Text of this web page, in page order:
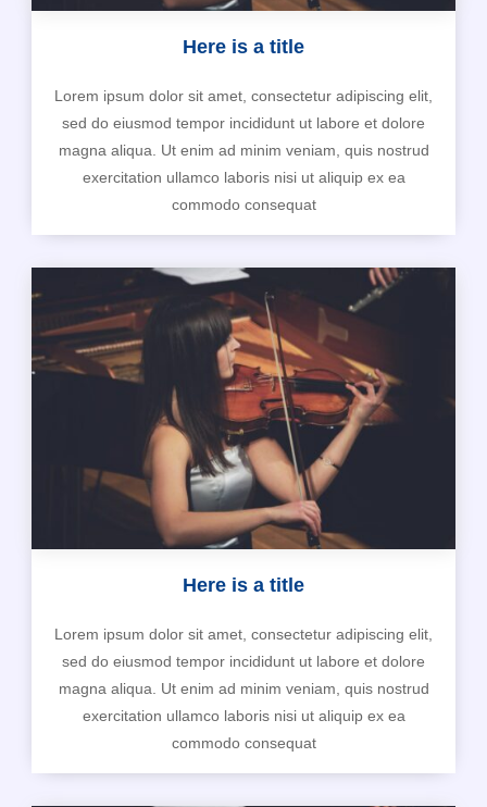
Here is a title
Lorem ipsum dolor sit amet, consectetur adipiscing elit,
sed do eiusmod tempor incididunt ut labore et dolore
magna aliqua. Ut enim ad minim veniam, quis nostrud
exercitation ullamco laboris nisi ut aliquip ex ea
commodo consequat
Here is a title
Lorem ipsum dolor sit amet, consectetur adipiscing elit,
sed do eiusmod tempor incididunt ut labore et dolore
magna aliqua. Ut enim ad minim veniam, quis nostrud
exercitation ullamco laboris nisi ut aliquip ex ea
commodo consequat